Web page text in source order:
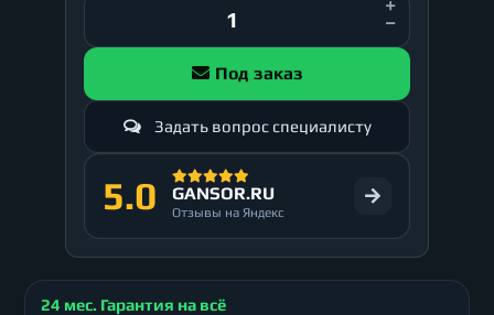
Под заказ
Задать вопрос специалисту
5.0 GANSOR.RU
Отзывы на Яндекс
24 мес. Гарантия на всё